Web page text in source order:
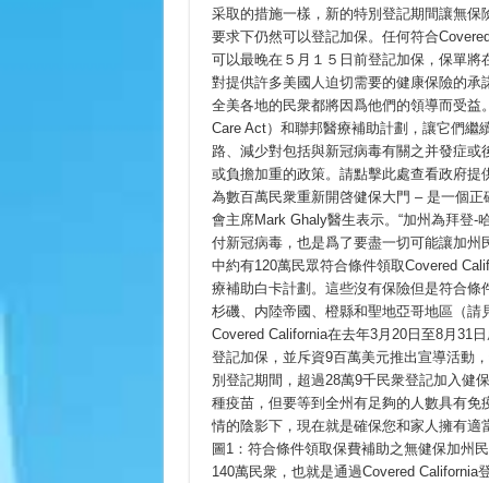
應
變
措
施
宣
佈
特
別
登
記
期
間
協
助
民
衆
加
入
健
康
保
險
采取的措施一樣，新的特別登記期間讓無
要求下仍然可以登記加保。任何符合
可以最晚在５月１５日前登記加保，保單將
對提供許多美國人迫切需要的健康保險的承
全美各地的民衆都將因爲他們的領導而受益
Care Act）和聯邦醫療補助計劃，讓它們繼
路、減少對包括與新冠病毒有關之并發症或
或負擔加重的政策。請點擊此處查看政府
為數百萬民衆重新開啓健保大門 – 是一個
會主席Mark Ghaly醫生表示。“加州為拜登-
付新冠病毒，也是爲了要盡一切可能讓加州
中約有120萬民眾符合條件領取Covered
療補助白卡計劃。這些沒有保險但是符合
杉磯、内陸帝國、橙縣和聖地亞哥地區（請
Covered California在去年3月20日至8月31
登記加保，並斥資9百萬美元推出宣導活動
別登記期間，超過28萬9千民衆登記加入健
種疫苗，但要等到全州有足夠的人數具有免
情的陰影下，現在就是確保您和家人擁有適
圖1：符合條件領取保費補助之無健保加州
140萬民衆，也就是通過Covered California